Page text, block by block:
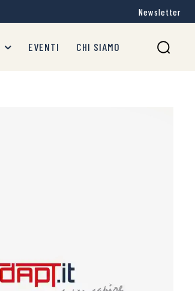
Newsletter
EVENTI CHI SIAMO